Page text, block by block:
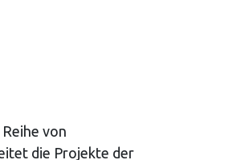
von
die Projekte der